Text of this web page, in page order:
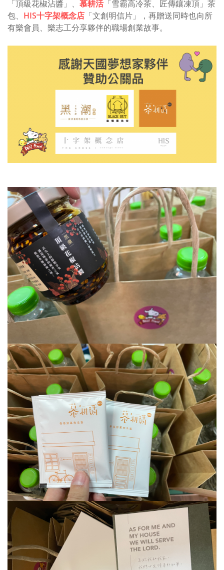
「頂級花椒沾醬」、 慕耕活 「雪霸高冷茶、匠傳鑲凍頂」茶
包、 HIS十字架概念店 「文創明信片」，再贈送同時也向所
有樂會員、樂志工分享夥伴的職場創業故事。